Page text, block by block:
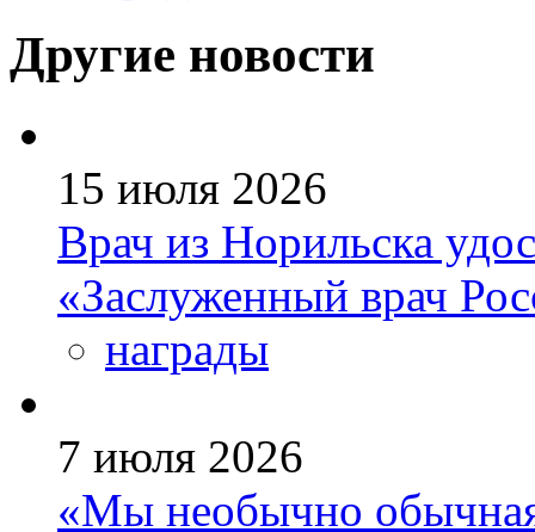
Другие новости
15 июля 2026
Врач из Норильска
«Заслуженный врач
награды
7 июля 2026
«Мы необычно